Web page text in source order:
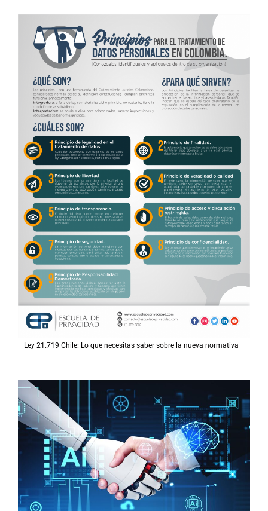
Ley 21.719 Chile: Lo que necesitas saber sobre la nueva normativa